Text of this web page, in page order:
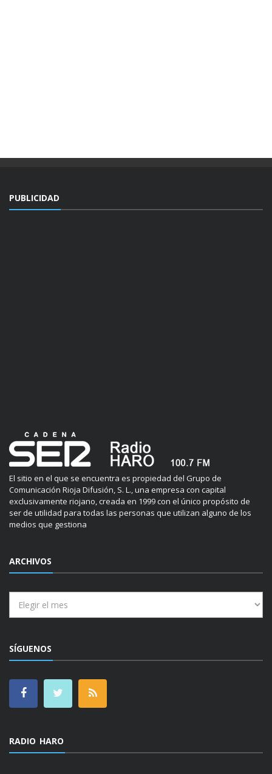
PUBLICIDAD
El sitio en el que se encuentra es propiedad del Grupo de
Comunicación Rioja Difusión, S. L., una empresa con capital
exclusivamente riojano, creada en 1999 con el único propósito de
ser de utilidad para todas las personas que utilizan alguno de los
medios que gestiona
ARCHIVOS
SÍGUENOS
RADIO HARO